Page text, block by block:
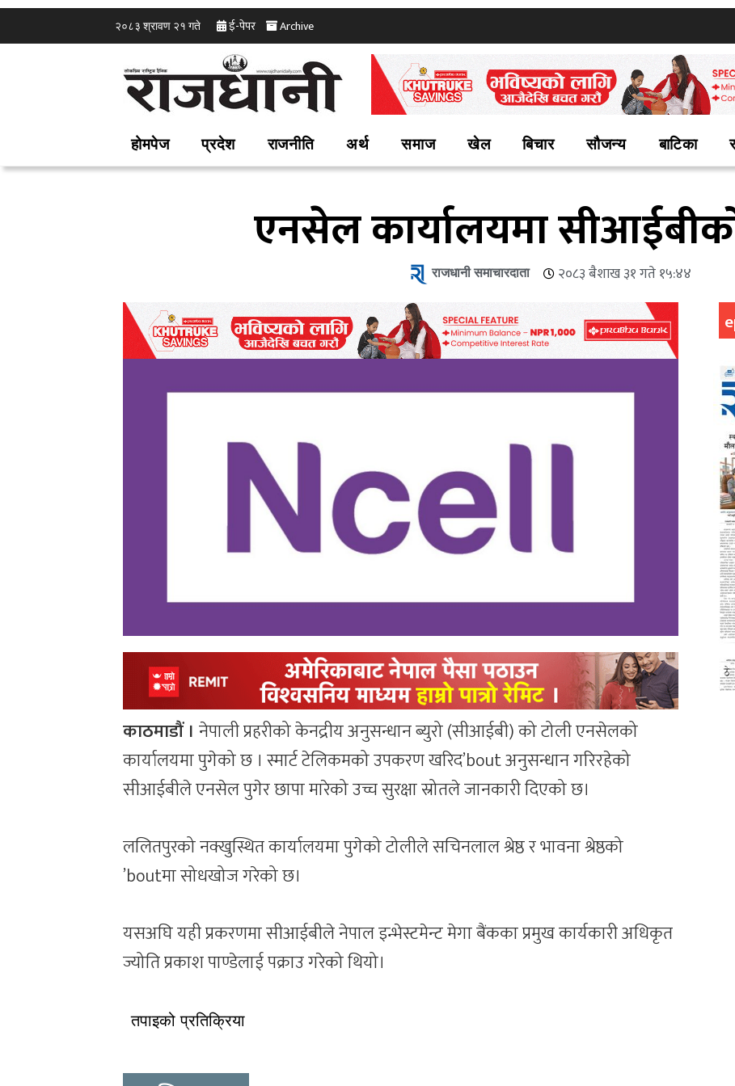
२०८३ श्रावण २१ गते ई-पेपर Archive
होमपेज प्रदेश राजनीति अर्थ समाज खेल बिचार सौजन्य बाटिका
एनसेल कार्यालयमा
राजधानी समाचारदाता २०८३ बैशाख ३१ गते १५:४४
काठमाडौं । नेपाली प्रहरीको केनद्रीय अनुसन्धान ब्युरो (सीआईबी) को टोली एनसेलको
कार्यालयमा पुगेको छ । स्मार्ट टेलिकमको उपकरण खरिद’bout अनुसन्धान गरिरहेको
सीआईबीले एनसेल पुगेर छापा मारेको उच्च सुरक्षा स्रोतले जानकारी दिएको छ।
ललितपुरको नक्खुस्थित कार्यालयमा पुगेको टोलीले सचिनलाल श्रेष्ठ र भावना श्रेष्ठको
’boutमा सोधखोज गरेको छ।
यसअघि यही प्रकरणमा सीआईबीले नेपाल इन्भेस्टमेन्ट मेगा बैंकका प्रमुख कार्यकारी अधिकृत
ज्योति प्रकाश पाण्डेलाई पक्राउ गरेको थियो।
तपाइको प्रतिक्रिया